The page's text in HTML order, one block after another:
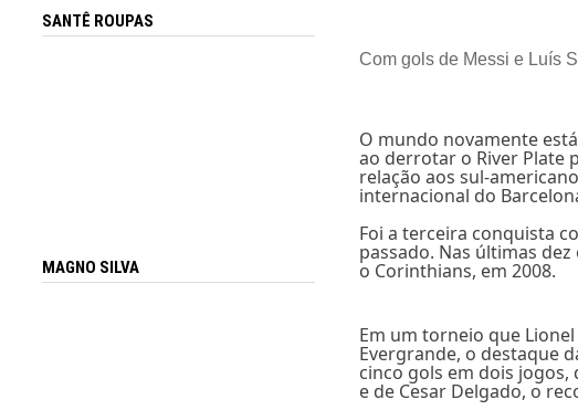
Com gols de Messi e Luís
O mundo novamente
ao derrotar o River Plate
relação aos sul-
internacional do
Foi a terceira conquista
passado. Nas últimas
o Corinthians, em 2008.
Em um torneio que
Evergrande, o destaque
cinco gols em dois jogos,
e de Cesar Delgado, o
SANTÊ ROUPAS
MAGNO SILVA